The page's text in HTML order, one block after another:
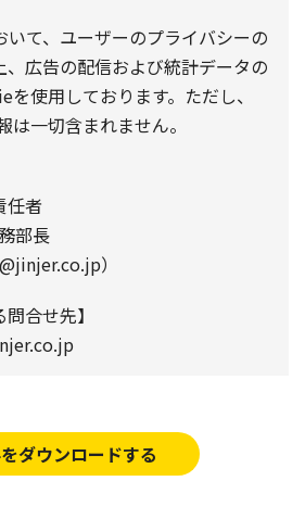
いて、ユーザーのプライバシーの
広告の配信および統計データの
使用しております。ただし、
一切含まれません。
任者
部長
）
合せ先】
ダウンロードする